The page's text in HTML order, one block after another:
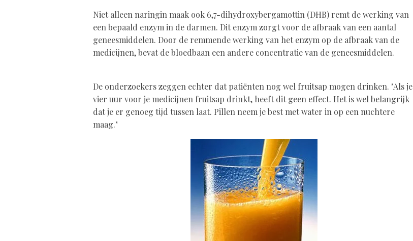
Niet alleen naringin maak ook 6,7-dihydroxybergamottin (DHB) remt de werking van
een bepaald enzym in de darmen. Dit enzym zorgt voor de afbraak van een aantal
geneesmiddelen. Door de remmende werking van het enzym op de afbraak van de
medicijnen, bevat de bloedbaan een andere concentratie van de geneesmiddelen.
De onderzoekers zeggen echter dat patiënten nog wel fruitsap mogen drinken. "Als je
vier uur voor je medicijnen fruitsap drinkt, heeft dit geen effect. Het is wel belangrijk
dat je er genoeg tijd tussen laat. Pillen neem je best met water in op een nuchtere
maag."